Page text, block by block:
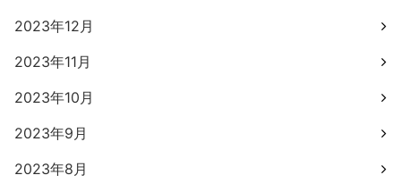
2023年12月
2023年11月
2023年10月
2023年9月
2023年8月